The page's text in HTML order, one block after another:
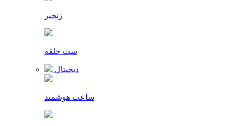
زنجیر
ست حلقه
دیجیتال
ساعت هوشمند